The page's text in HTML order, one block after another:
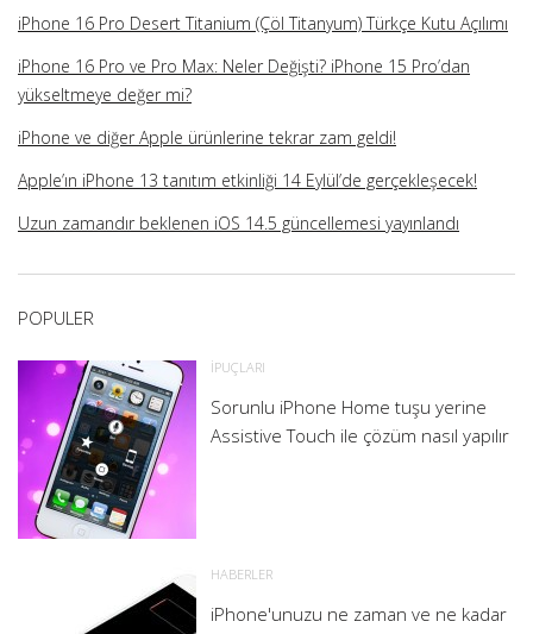
iPhone 16 Pro Desert Titanium (Çöl Titanyum) Türkçe Kutu Açılımı
iPhone 16 Pro ve Pro Max: Neler Değişti? iPhone 15 Pro’dan
yükseltmeye değer mi?
iPhone ve diğer Apple ürünlerine tekrar zam geldi!
Apple’ın iPhone 13 tanıtım etkinliği 14 Eylül’de gerçekleşecek!
Uzun zamandır beklenen iOS 14.5 güncellemesi yayınlandı
POPULER
İPUÇLARI
Sorunlu iPhone Home tuşu yerine
Assistive Touch ile çözüm nasıl yapılır
HABERLER
iPhone'unuzu ne zaman ve ne kadar